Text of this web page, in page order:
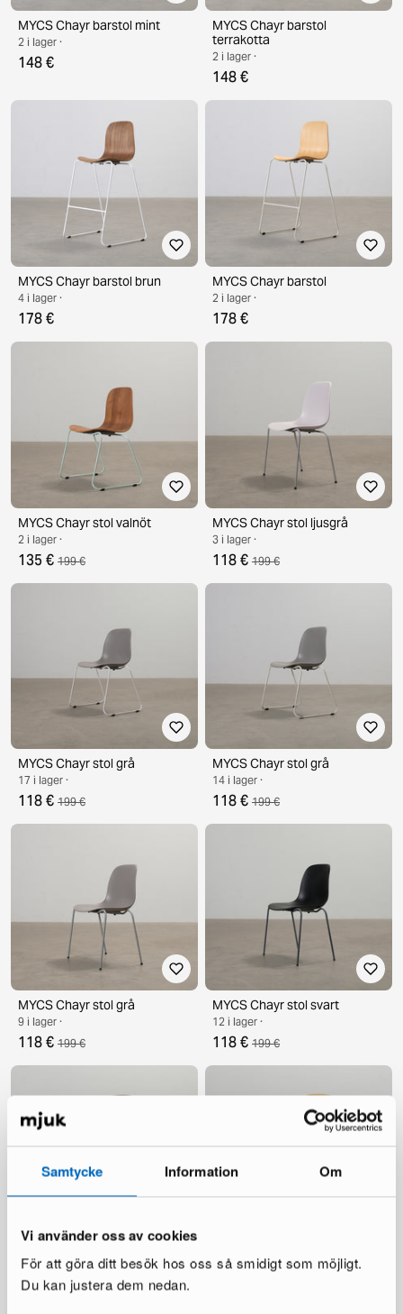
Samtycke Information Om
Vi använder oss av cookies
För att göra ditt besök hos oss så smidigt som möjligt.
Du kan justera dem nedan.
MYCS Chayr barstol mint
2 i lager ·
148 €
MYCS Chayr barstol
terrakotta
2 i lager ·
148 €
MYCS Chayr barstol brun
4 i lager ·
178 €
MYCS Chayr barstol
2 i lager ·
178 €
MYCS Chayr stol valnöt
2 i lager ·
135 € 199 €
MYCS Chayr stol ljusgrå
3 i lager ·
118 € 199 €
MYCS Chayr stol grå
17 i lager ·
118 € 199 €
MYCS Chayr stol grå
14 i lager ·
118 € 199 €
MYCS Chayr stol grå
9 i lager ·
118 € 199 €
MYCS Chayr stol svart
12 i lager ·
118 € 199 €
MYCS Chayr stol valnöt
3 i lager ·
123 € 199 €
6 i lager ·